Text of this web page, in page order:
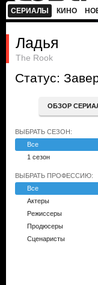
СЕРИАЛЫ КИНО
Ладья
The Rook
Статус:
ОБЗОР
ВЫБРАТЬ СЕЗОН:
Все
1 сезон
ВЫБРАТЬ ПРОФЕССИЮ:
Все
Актеры
Режиссеры
Продюсеры
Сценаристы